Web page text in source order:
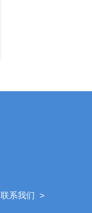
联系我们 >